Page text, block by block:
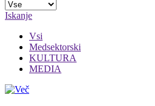
Iskanje
Vsi
Medsektorski
KULTURA
MEDIA